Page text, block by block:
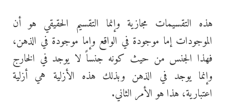
هذه التقسيمات مجازية وإنما التقسيم الحقيقي هو أن
الموجودات إما موجودة في الواقع وإما موجودة في الذهن،
فهذا الجنس من حيث كونه جنساً لا يوجد في الخارج
وإنما يوجد في الذهن وبذلك هذه الأزلية هي أزلية
اعتبارية، هذا هو الأمر الثاني.